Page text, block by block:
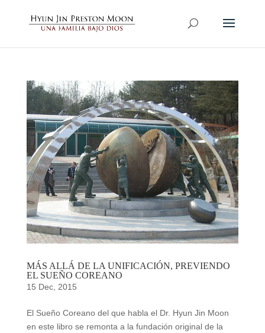
MÁS ALLÁ DE LA UNIFICACIÓN, PREVIENDO
EL SUEÑO COREANO
15 Dec, 2015
El Sueño Coreano del que habla el Dr. Hyun Jin Moon
en este libro se remonta a la fundación original de la